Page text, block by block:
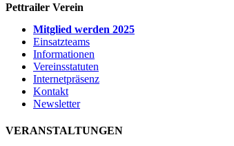
Pettrailer Verein
Mitglied werden 2025
Einsatzteams
Informationen
Vereinsstatuten
Internetpräsenz
Kontakt
Newsletter
VERANSTALTUNGEN